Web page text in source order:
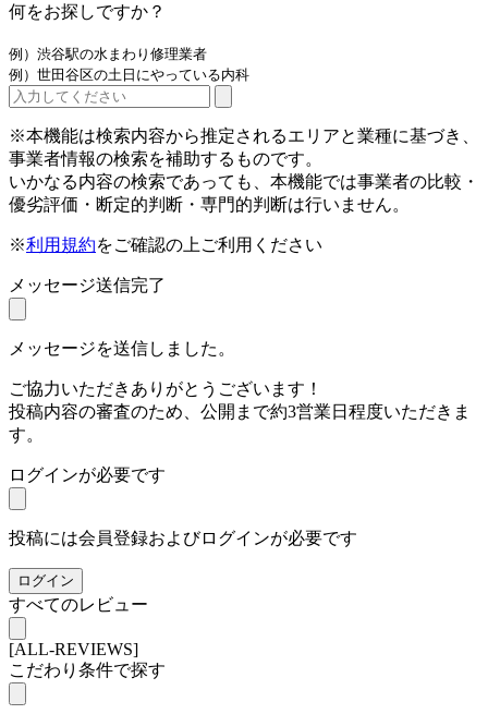
何をお探しですか？
例）渋谷駅の水まわり修理業者
例）世田谷区の土日にやっている内科
※本機能は検索内容から推定されるエリアと業種に基づき、
事業者情報の検索を補助するものです。
いかなる内容の検索であっても、本機能では事業者の比較・
優劣評価・断定的判断・専門的判断は行いません。
※利用規約をご確認の上ご利用ください
メッセージ送信完了
メッセージを送信しました。
ご協力いただきありがとうございます！
投稿内容の審査のため、公開まで約3営業日程度いただきま
す。
ログインが必要です
投稿には会員登録およびログインが必要です
ログイン
すべてのレビュー
[ALL-REVIEWS]
こだわり条件で探す